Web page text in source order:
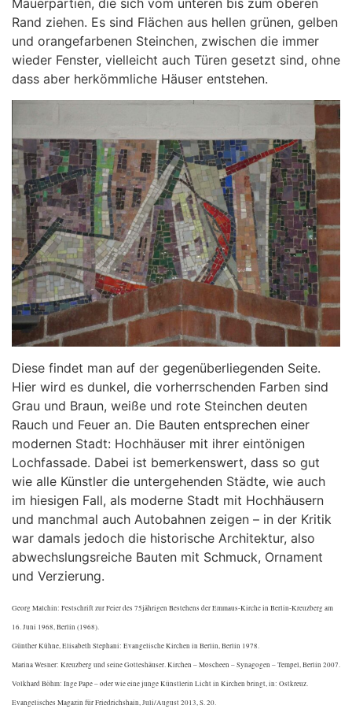
Mauerpartien, die sich vom unteren bis zum oberen
Rand ziehen. Es sind Flächen aus hellen grünen, gelben
und orangefarbenen Steinchen, zwischen die immer
wieder Fenster, vielleicht auch Türen gesetzt sind, ohne
dass aber herkömmliche Häuser entstehen.
Diese findet man auf der gegenüberliegenden Seite.
Hier wird es dunkel, die vorherrschenden Farben sind
Grau und Braun, weiße und rote Steinchen deuten
Rauch und Feuer an. Die Bauten entsprechen einer
modernen Stadt: Hochhäuser mit ihrer eintönigen
Lochfassade. Dabei ist bemerkenswert, dass so gut
wie alle Künstler die untergehenden Städte, wie auch
im hiesigen Fall, als moderne Stadt mit Hochhäusern
und manchmal auch Autobahnen zeigen – in der Kritik
war damals jedoch die historische Architektur, also
abwechslungsreiche Bauten mit Schmuck, Ornament
und Verzierung.
Georg Malchin: Festschrift zur Feier des 75jährigen Bestehens der Emmaus-Kirche in Berlin-Kreuzberg am
16. Juni 1968, Berlin (1968).
Günther Kühne, Elisabeth Stephani: Evangelische Kirchen in Berlin, Berlin 1978.
Marina Wesner: Kreuzberg und seine Gotteshäuser. Kirchen – Moscheen – Synagogen – Tempel, Berlin 2007.
Volkhard Böhm: Inge Pape – oder wie eine junge Künstlerin Licht in Kirchen bringt, in: Ostkreuz.
Evangelisches Magazin für Friedrichshain, Juli/August 2013, S. 20.